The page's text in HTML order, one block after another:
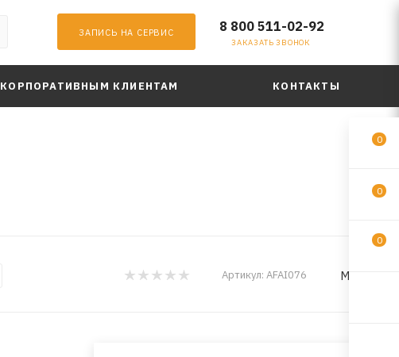
ЗАПИСЬ НА СЕРВИС 8 800 511-02-92
ЗАКАЗАТЬ ЗВОНОК
КОРПОРАТИВНЫМ КЛИЕНТАМ КОНТАКТЫ
Артикул: AFAI076 MILES
0
0
0